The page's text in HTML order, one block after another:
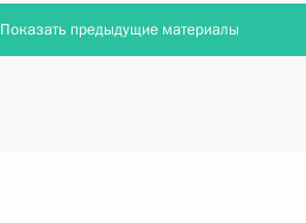
Показать предыдущие материалы